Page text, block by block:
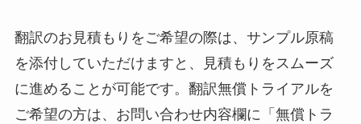
翻訳のお見積もりをご希望の際は、サンプル原稿
を添付していただけますと、見積もりをスムーズ
に進めることが可能です。翻訳無償トライアルを
ご希望の方は、お問い合わせ内容欄に「無償トラ